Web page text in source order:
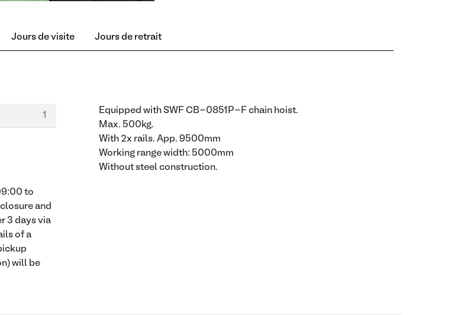
Jours de visite Jours de retrait
1
to
and
3 days via
of a
will be
Equipped with SWF CB-0851P-F chain hoist.
Max. 500kg.
With 2x rails. App. 9500mm
Working range width: 5000mm
Without steel construction.